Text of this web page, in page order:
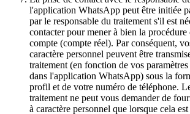
l'application WhatsApp peut être initiée
par le responsable du traitement s'il est
contacter pour mener à bien la
compte (compte réel). Par conséquent,
caractère personnel peuvent être
traitement (en fonction de vos
dans l'application WhatsApp) sous la
profil et de votre numéro de téléphone.
traitement ne peut vous demander de
à caractère personnel que lorsque cela